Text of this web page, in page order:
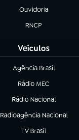
Ouvidoria
(abre em nova aba)
RNCP
(abre em nova aba)
Veículos
Agência Brasil
(abre em nova aba)
Rádio MEC
(abre em nova aba)
Rádio Nacional
Radioagência Nacional
(abre em nova aba)
TV Brasil
(abre em nova aba)